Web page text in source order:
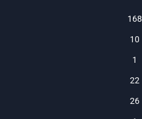
10
1
22
26